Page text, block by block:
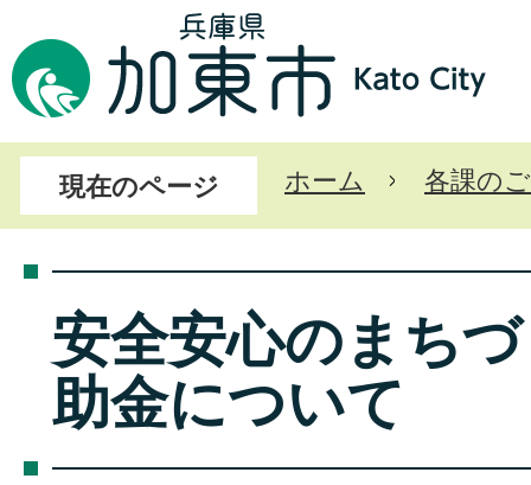
現在のページ ホーム 各課の
安全安心のまち
助金について